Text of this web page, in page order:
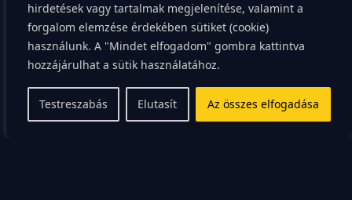
hirdetések vagy tartalmak megjelenítése, valamint a
forgalom elemzése érdekében sütiket (cookie)
használunk. A "Mindet elfogadom" gombra kattintva
hozzájárulhat a sütik használatához.
Testreszabás Elutasít Az összes elfogadása
vitaminok, nem halmozódnak fel a szervezetben, így a
túladagolás kockázata alacsonyabb. Mások, mint
például az A-, D- és E-vitamin, zsírban oldódnak, és
felhalmozódhatnak a szervezetben, ami toxikus
hatáshoz vezethet.